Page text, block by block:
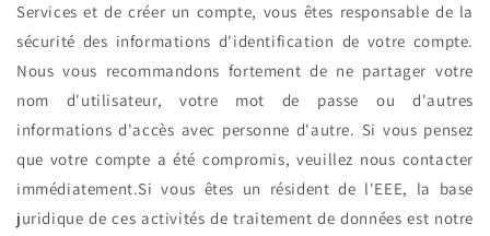
Services et de créer un compte, vous êtes responsable de la
sécurité des informations d'identification de votre compte.
Nous vous recommandons fortement de ne partager votre
nom d'utilisateur, votre mot de passe ou d'autres
informations d'accès avec personne d'autre. Si vous pensez
que votre compte a été compromis, veuillez nous contacter
immédiatement.Si vous êtes un résident de l'EEE, la base
juridique de ces activités de traitement de données est notre